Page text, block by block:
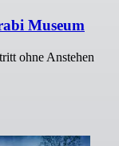
Museum
ohne Anstehen